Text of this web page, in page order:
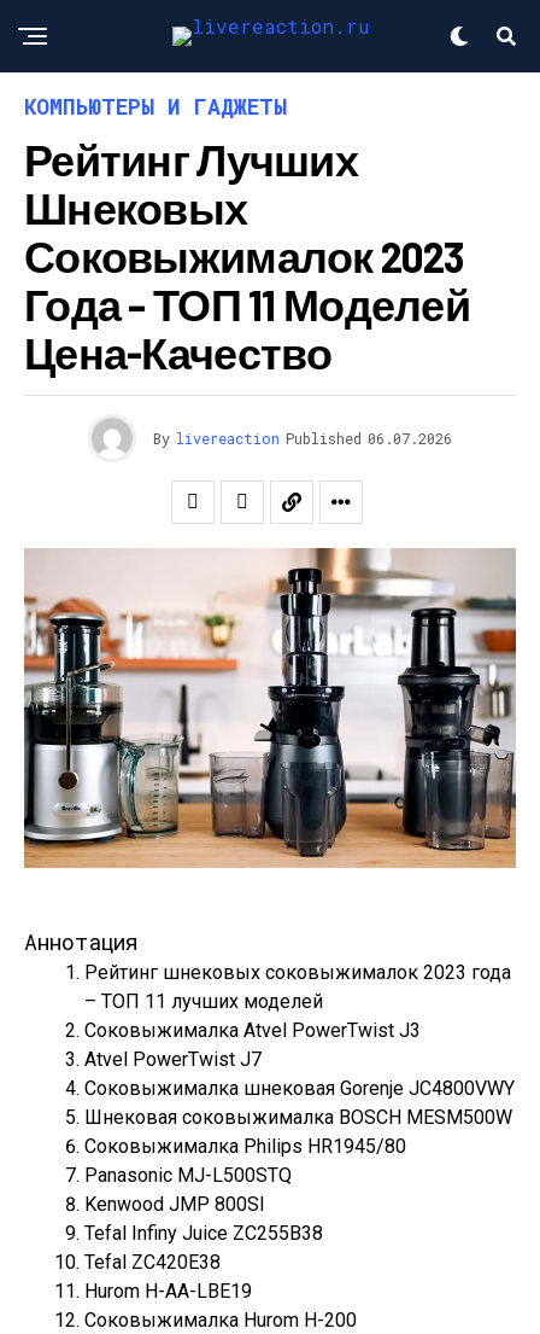
КОМПЬЮТЕРЫ И ГАДЖЕТЫ
Рейтинг Лучших
Шнековых
Соковыжималок 2023
Года – ТОП 11 Моделей
Цена-Качество
By livereaction Published 06.07.2026
Аннотация
Рейтинг шнековых соковыжималок 2023 года
– ТОП 11 лучших моделей
Соковыжималка Atvel PowerTwist J3
Atvel PowerTwist J7
Соковыжималка шнековая Gorenje JC4800VWY
Шнековая соковыжималка BOSCH MESM500W
Соковыжималка Philips HR1945/80
Panasonic MJ-L500STQ
Kenwood JMP 800SI
Tefal Infiny Juice ZC255B38
Tefal ZC420E38
Hurom H-AA-LBE19
Соковыжималка Hurom H-200